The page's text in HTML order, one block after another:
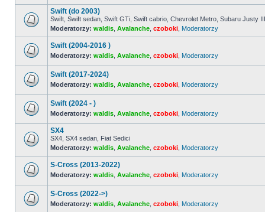
ma
nieprzeczytanych
postów
Nie
ma
nieprzeczytanych
postów
Swift (do 2003)
Swift, Swift sedan, Swift GTi, Swift cabrio, Chevrolet Metro, Subaru Justy III
Moderatorzy: waldis Avalanche czoboki Moderatorzy
ma
nieprzeczytanych
Swift (2004-2016 )
Moderatorzy: waldis Avalanche czoboki Moderatorzy
ma
nieprzeczytanych
Swift (2017-2024)
Moderatorzy: waldis Avalanche czoboki Moderatorzy
ma
nieprzeczytanych
postów
Swift (2024 - )
Moderatorzy: waldis Avalanche czoboki Moderatorzy
Nie
ma
nieprzeczytanych
postów
SX4
SX4, SX4 sedan, Fiat Sedici
Moderatorzy: waldis Avalanche czoboki Moderatorzy
ma
nieprzeczytanych
S-Cross (2013-2022)
Moderatorzy: waldis Avalanche czoboki Moderatorzy
S-Cross (2022->)
Moderatorzy: waldis Avalanche czoboki Moderatorzy